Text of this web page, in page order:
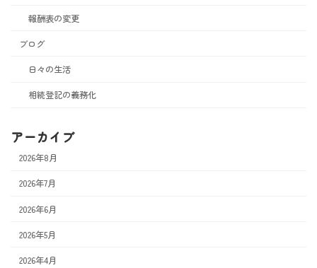
報酬表の変更
ブログ
日々の生活
相続登記の義務化
アーカイブ
2026年8月
2026年7月
2026年6月
2026年5月
2026年4月